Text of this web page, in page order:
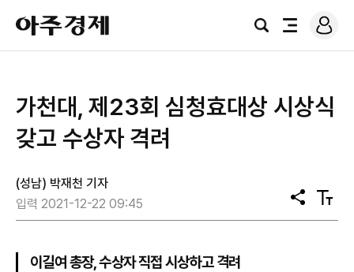
아
주
경
검
전
로
그
가천대, 제23회 심청효대상 시상식
갖고 수상자 격려
(성남) 박재천 기자
입력 2021-12-22 09:45
공
유
텍
스
이길여 총장, 수상자 직접 시상하고 격려